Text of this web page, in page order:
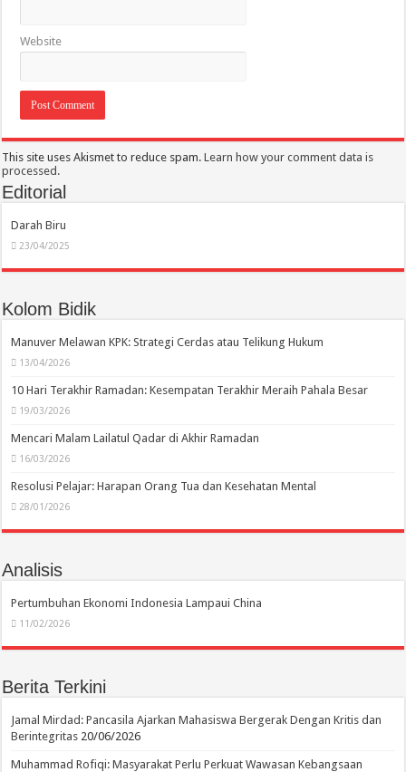
Website
This site uses Akismet to reduce spam.Learn how your comment data is
processed.
Editorial
Darah Biru
23/04/2025
Kolom Bidik
Manuver Melawan KPK: Strategi Cerdas atau Telikung Hukum
13/04/2026
10 Hari Terakhir Ramadan: Kesempatan Terakhir Meraih Pahala Besar
19/03/2026
Mencari Malam Lailatul Qadar di Akhir Ramadan
16/03/2026
Resolusi Pelajar: Harapan Orang Tua dan Kesehatan Mental
28/01/2026
Analisis
Pertumbuhan Ekonomi Indonesia Lampaui China
11/02/2026
Berita Terkini
Jamal Mirdad: Pancasila Ajarkan Mahasiswa Bergerak Dengan Kritis dan
Berintegritas 20/06/2026
Muhammad Rofiqi: Masyarakat Perlu Perkuat Wawasan Kebangsaan